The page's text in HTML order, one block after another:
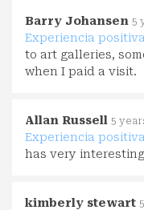
Barry Johansen 5
Experiencia
to art galleries,
when I paid a visit.
Allan Russell 5
Experiencia
has very
kimberly stewart